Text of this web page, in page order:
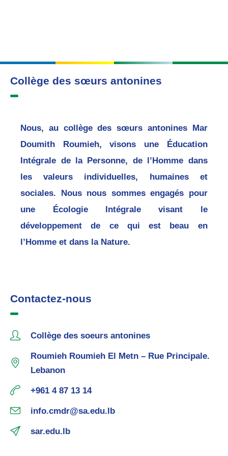
Collège des sœurs antonines
Nous, au collège des sœurs antonines Mar
Doumith Roumieh, visons une Éducation
Intégrale de la Personne, de l’Homme dans
les valeurs individuelles, humaines et
sociales. Nous nous sommes engagés pour
une Écologie Intégrale visant le
développement de ce qui est beau en
l’Homme et dans la Nature.
Contactez-nous
Collège des soeurs antonines
Roumieh Roumieh El Metn – Rue Principale.
Lebanon
+961 4 87 13 14
info.cmdr@sa.edu.lb
sar.edu.lb